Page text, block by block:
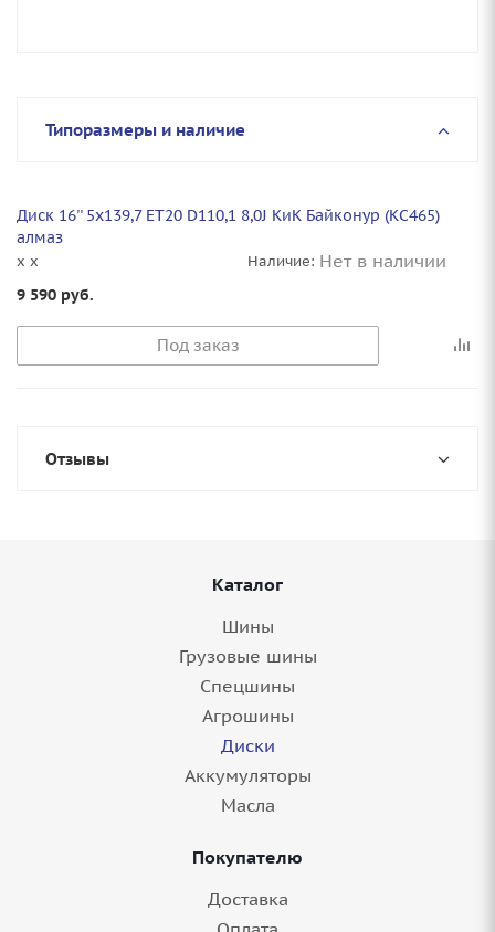
Типоразмеры и наличие
Диск 16'' 5x139,7 ET20 D110,1 8,0J КиК Байконур (КС465)
алмаз
x x Наличие: Нет в наличии
9 590 руб.
Под заказ
Отзывы
Каталог
Шины
Грузовые шины
Спецшины
Агрошины
Диски
Аккумуляторы
Масла
Покупателю
Доставка